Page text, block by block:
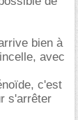
bien à
avec
c'est
s'arrêter